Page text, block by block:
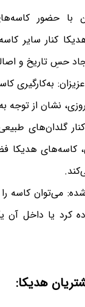
حضور
کنار سایر
حسِ تاریخ و
به‌کارگیری
نشان از توجه
گلدان‌های
کاسه‌های هدیکا
می‌توان کاسه
کرد یا داخل
هدیکا: